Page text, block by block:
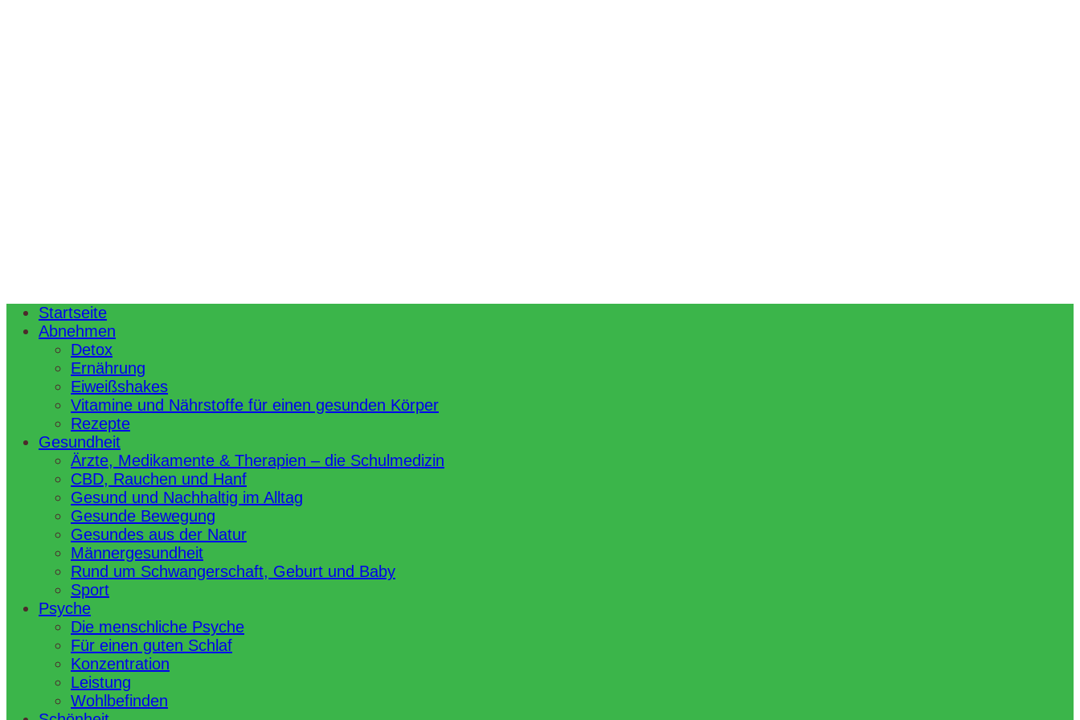
Startseite
Abnehmen
Detox
Ernährung
Eiweißshakes
Vitamine und Nährstoffe für einen gesunden Körper
Rezepte
Gesundheit
Ärzte, Medikamente & Therapien – die Schulmedizin
CBD, Rauchen und Hanf
Gesund und Nachhaltig im Alltag
Gesunde Bewegung
Gesundes aus der Natur
Männergesundheit
Rund um Schwangerschaft, Geburt und Baby
Sport
Psyche
Die menschliche Psyche
Für einen guten Schlaf
Konzentration
Leistung
Wohlbefinden